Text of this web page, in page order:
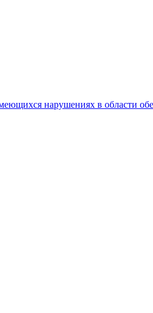
нарушениях в области